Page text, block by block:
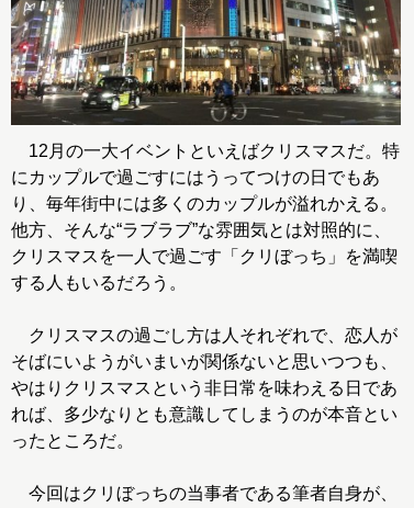
12月の一大イベントといえばクリスマスだ。特
にカップルで過ごすにはうってつけの日でもあ
り、毎年街中には多くのカップルが溢れかえる。
他方、そんな“ラブラブ”な雰囲気とは対照的に、
クリスマスを一人で過ごす「クリぼっち」を満喫
する人もいるだろう。
クリスマスの過ごし方は人それぞれで、恋人が
そばにいようがいまいが関係ないと思いつつも、
やはりクリスマスという非日常を味わえる日であ
れば、多少なりとも意識してしまうのが本音とい
ったところだ。
今回はクリぼっちの当事者である筆者自身が、